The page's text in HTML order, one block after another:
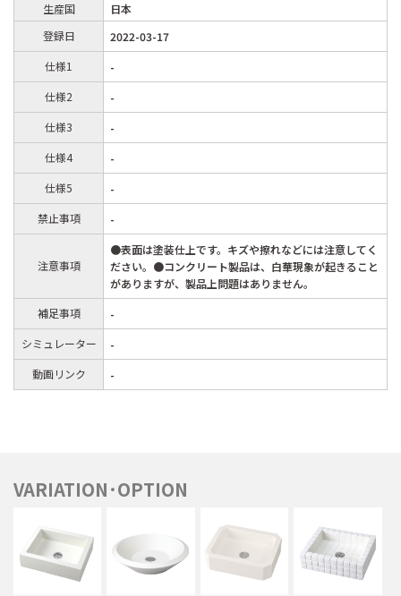
生産国
日本
登録日
2022-03-17
仕様1
-
仕様2
-
仕様3
-
仕様4
-
仕様5
-
禁止事項
-
注意事項
●表面は塗装仕上です。キズや擦れなどには注意してく
ださい。●コンクリート製品は、白華現象が起きること
がありますが、製品上問題はありません。
補足事項
-
シミュレーター
-
動画リンク
-
VARIATION･OPTION